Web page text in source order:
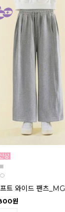
트 와이드 팬츠_MG
원